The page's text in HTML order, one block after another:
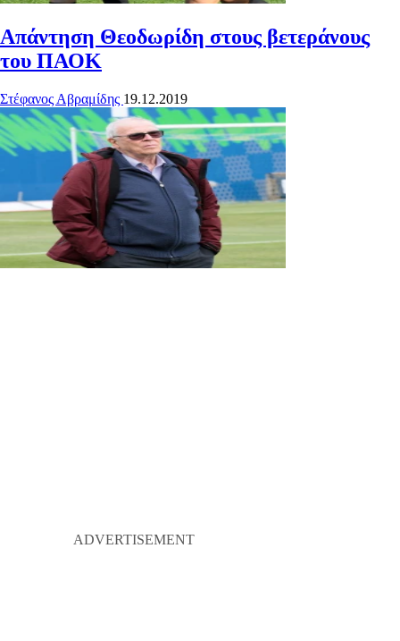
Απάντηση Θεοδωρίδη στους βετεράνους
του ΠΑΟΚ
Στέφανος Αβραμίδης 19.12.2019